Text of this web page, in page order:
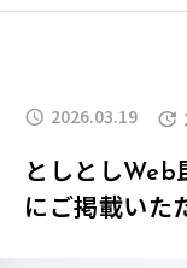
2026.03.19
としとしWeb
にご掲載いた